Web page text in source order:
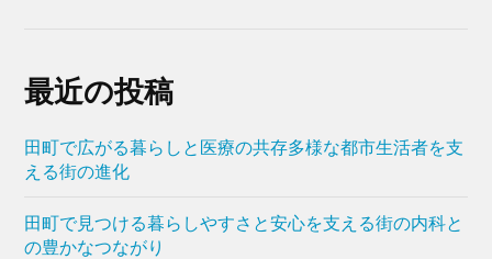
最近の投稿
田町で広がる暮らしと医療の共存多様な都市生活者を支
える街の進化
田町で見つける暮らしやすさと安心を支える街の内科と
の豊かなつながり